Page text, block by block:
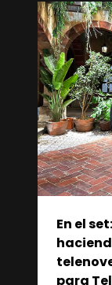
En el
para